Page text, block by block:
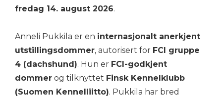
fredag 14. august 2026.
Anneli Pukkila er en internasjonalt anerkjent
utstillingsdommer, autorisert for FCI gruppe
4 (dachshund). Hun er FCI-godkjent
dommer og tilknyttet Finsk Kennelklubb
(Suomen Kennelliitto). Pukkila har bred